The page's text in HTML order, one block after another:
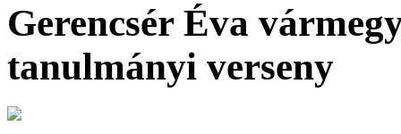
Gerencsér Éva
tanulmányi verseny